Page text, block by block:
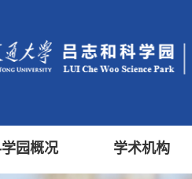
园概况 学术机构